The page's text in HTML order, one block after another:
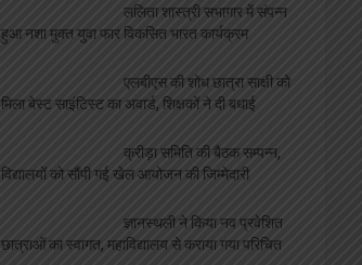
ललिता शास्त्री सभागार में संपन्न
हुआ नशा मुक्त युवा फार विकसित भारत कार्यक्रम
एलबीएस की शोध छात्रा साक्षी को
मिला बेस्ट साइंटिस्ट का अवार्ड, शिक्षकों ने दी बधाई
क्रीड़ा समिति की बैठक सम्पन्न,
विद्यालयों को सौंपी गई खेल आयोजन की जिम्मेदारी
ज्ञानस्थली ने किया नव प्रवेशित
छात्राओं का स्वागत, महाविद्यालय से कराया गया परिचित